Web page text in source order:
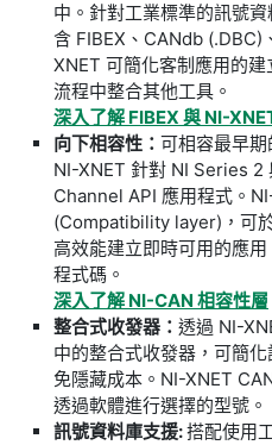
中。針對工業標準的訊號
含 FIBEX、CANdb
XNET 可簡化客制應用的
流程中整合其他工具。
深入了解 FIBEX 與 NI-
向下相容性 ： 可相容最早
NI-XNET 針對 NI Series 2
Channel API 應用程式。
(Compatibility layer)，可
高效能建立即時可用的應
程式碼。
深入了解 NI-CAN 相容性層
整合式收發器 ： 透過 NI-
中的整合式收發器，可簡
免隱藏成本。NI-XNET
透過軟體進行選擇的型號。
訊號資料庫支援:搭配使用